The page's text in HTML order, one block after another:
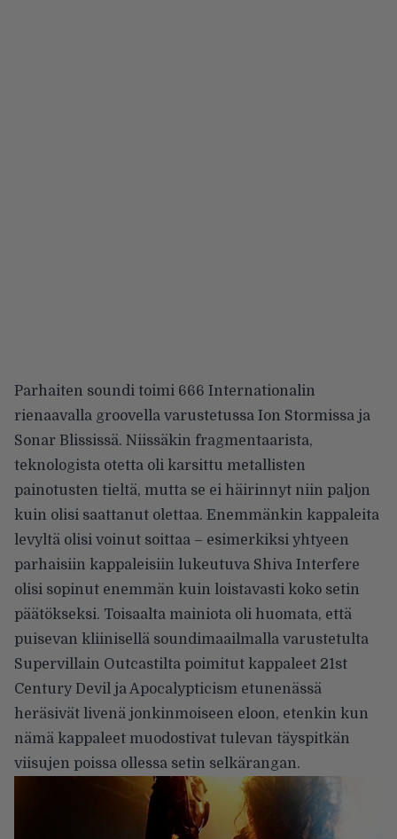
Parhaiten soundi toimi 666 Internationalin
rienaavalla groovella varustetussa Ion Stormissa ja
Sonar Blississä. Niissäkin fragmentaarista,
teknologista otetta oli karsittu metallisten
painotusten tieltä, mutta se ei häirinnyt niin paljon
kuin olisi saattanut olettaa. Enemmänkin kappaleita
levyltä olisi voinut soittaa – esimerkiksi yhtyeen
parhaisiin kappaleisiin lukeutuva Shiva Interfere
olisi sopinut enemmän kuin loistavasti koko setin
päätökseksi. Toisaalta mainiota oli huomata, että
puisevan kliinisellä soundimaailmalla varustetulta
Supervillain Outcastilta poimitut kappaleet 21st
Century Devil ja Apocalypticism etunenässä
heräsivät livenä jonkinmoiseen eloon, etenkin kun
nämä kappaleet muodostivat tulevan täyspitkän
viisujen poissa ollessa setin selkärangan.